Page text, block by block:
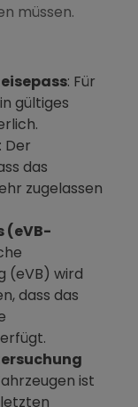
müssen.
: Für
gültiges
: Der
das
zugelassen
(eVB-
(eVB) wird
dass das
ist